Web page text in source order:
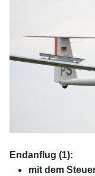
Endanflug (1):
mit dem